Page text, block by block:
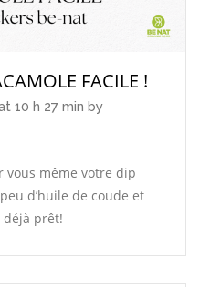
FACILE !
10 h 27 min by
vous même votre dip
d’huile de coude et
déjà prêt!